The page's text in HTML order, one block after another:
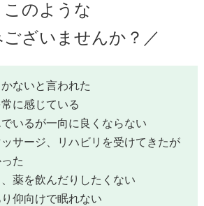
このような
ございませんか？／
ないと言われた
に感じている
いるが一向に良くならない
サージ、リハビリを受けてきたが
た
薬を飲んだりしたくない
仰向けで眠れない